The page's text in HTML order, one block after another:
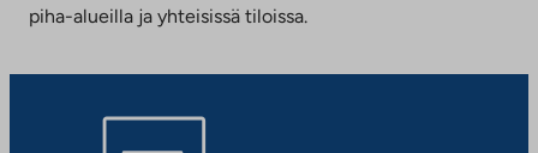
piha-alueilla ja yhteisissä tiloissa.